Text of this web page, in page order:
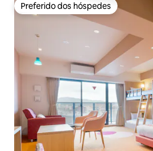
Preferido dos hóspedes
Preferido dos hóspedes